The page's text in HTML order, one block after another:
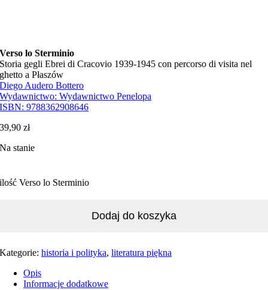
Verso lo Sterminio
Storia gegli Ebrei di Cracovio 1939-1945 con percorso di visita nel
ghetto a Płaszów
Diego Audero Bottero
Wydawnictwo:Wydawnictwo Penelopa
ISBN:9788362908646
39,90zł
Na stanie
ilość Verso lo Sterminio
Dodaj do koszyka
Kategorie:historia i polityka,literatura piękna
Opis
Informacje dodatkowe